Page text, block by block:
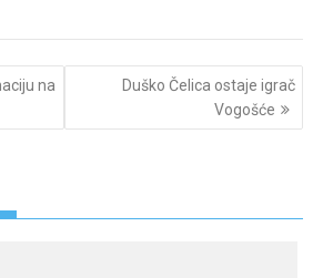
na
Duško Čelica ostaje igrač
Vogošće